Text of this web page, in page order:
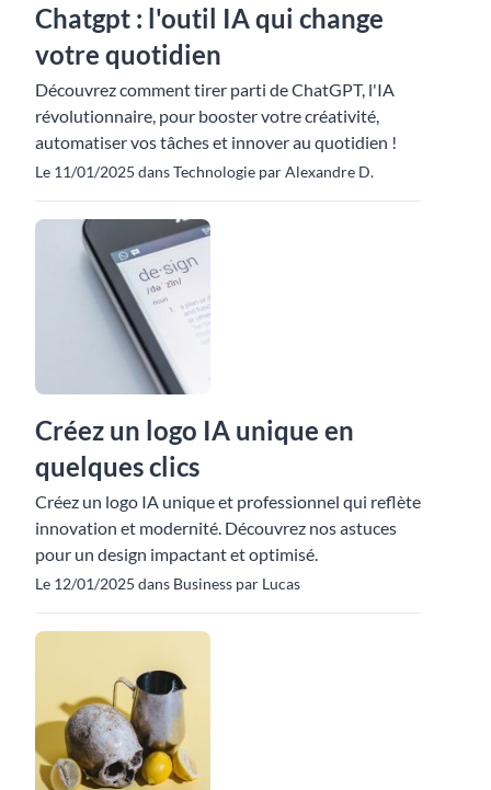
Chatgpt : l'outil IA qui change
votre quotidien
Découvrez comment tirer parti de ChatGPT, l'IA
révolutionnaire, pour booster votre créativité,
automatiser vos tâches et innover au quotidien !
Le 11/01/2025 dans Technologie par Alexandre D.
Créez un logo IA unique en
quelques clics
Créez un logo IA unique et professionnel qui reflète
innovation et modernité. Découvrez nos astuces
pour un design impactant et optimisé.
Le 12/01/2025 dans Business par Lucas